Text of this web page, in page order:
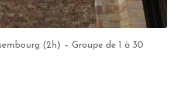
(2h) – Groupe de 1 à 30